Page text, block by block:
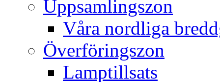
Uppsamlingszon
Våra nordliga
Överföringszon
Lamptillsats